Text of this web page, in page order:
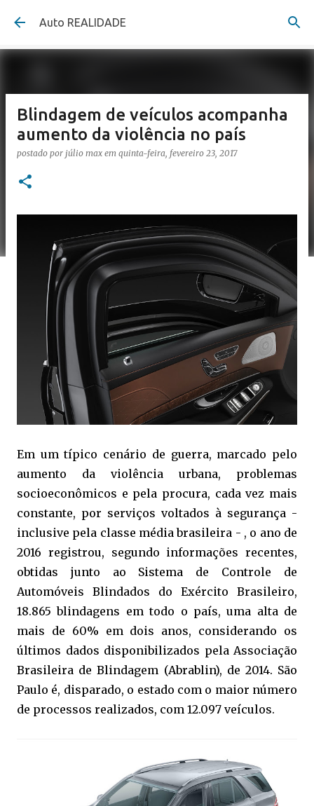
Pular para o conteúdo principal
Auto REALIDADE
Blindagem de veículos acompanha
aumento da violência no país
postado por júlio max em quinta-feira, fevereiro 23, 2017
Em um típico cenário de guerra, marcado pelo
aumento da violência urbana, problemas
socioeconômicos e pela procura, cada vez mais
constante, por serviços voltados à segurança -
inclusive pela classe média brasileira - , o ano de
2016 registrou, segundo informações recentes,
obtidas junto ao Sistema de Controle de
Automóveis Blindados do Exército Brasileiro,
18.865 blindagens em todo o país, uma alta de
mais de 60% em dois anos, considerando os
últimos dados disponibilizados pela Associação
Brasileira de Blindagem (Abrablin), de 2014. São
Paulo é, disparado, o estado com o maior número
de processos realizados, com 12.097 veículos.